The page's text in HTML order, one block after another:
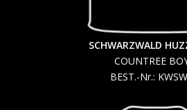
SCHWARZWALD
COUNTREE
BEST.-Nr.: